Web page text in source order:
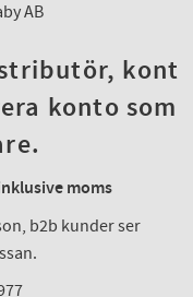
AB
kont
konto som
moms
b2b kunder ser